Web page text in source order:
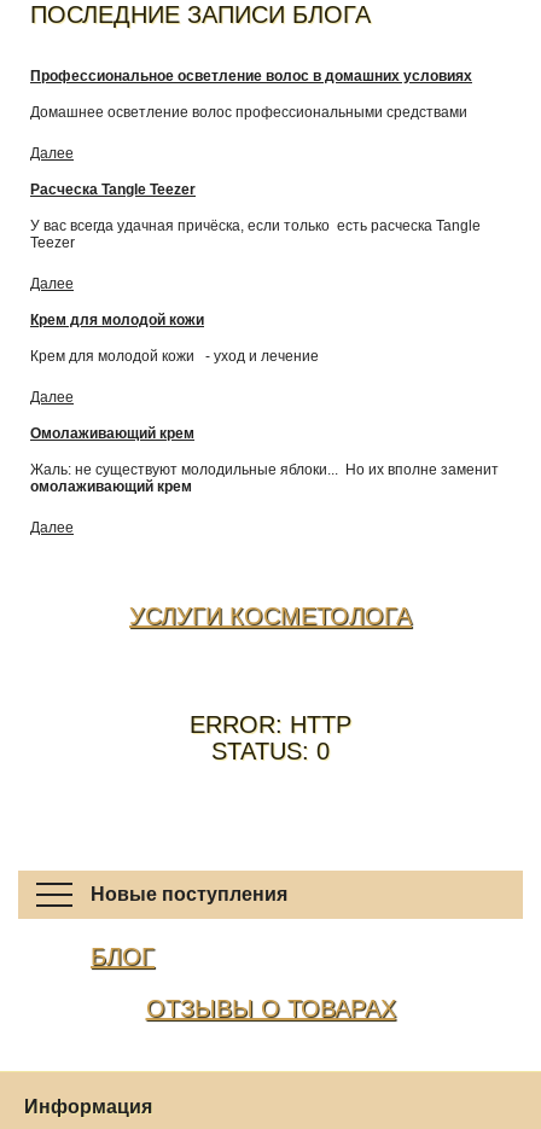
ПОСЛЕДНИЕ ЗАПИСИ БЛОГА
Профессиональное осветление волос в домашних условиях
Домашнее осветление волос профессиональными средствами
Далее
Расческа Tangle Teezer
У вас всегда удачная причёска, если только есть расческа Tangle
Teezer
Далее
Крем для молодой кожи
Крем для молодой кожи - уход и лечение
Далее
Омолаживающий крем
Жаль: не существуют молодильные яблоки... Но их вполне заменит
омолаживающий крем
Далее
УСЛУГИ КОСМЕТОЛОГА
ERROR: HTTP
STATUS: 0
Новые поступления
БЛОГ
ОТЗЫВЫ О ТОВАРАХ
Информация